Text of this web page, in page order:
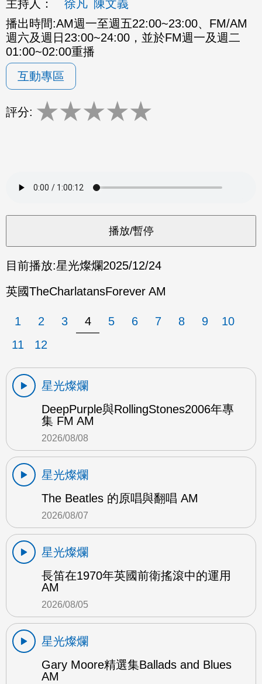
主持人：
徐凡 陳文義
播出時間:AM週一至週五22:00~23:00、FM/AM
週六及週日23:00~24:00，並於FM週一及週二
01:00~02:00重播
互動專區
評分: ★★★★★
目前播放:星光燦爛2025/12/24
英國TheCharlatansForever AM
1 2 3 4 5 6 7 8 9
10
11
12
星光燦爛
DeepPurple與RollingStones2006年專
集 FM AM
2026/08/08
星光燦爛
The Beatles 的原唱與翻唱 AM
2026/08/07
星光燦爛
長笛在1970年英國前衛搖滾中的運用
AM
2026/08/05
星光燦爛
Gary Moore精選集Ballads and Blues
AM